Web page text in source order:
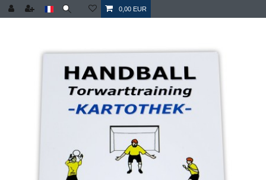
0,00 EUR